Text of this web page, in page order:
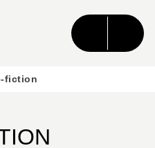
CONTENU
fiction